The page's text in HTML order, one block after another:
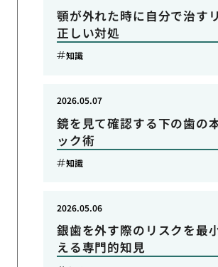
顎が外れた時に自分で治す
正しい対処
知識
鏡を見て確認する下の歯の
ック術
2026.05.07
知識
銀歯を外す際のリスクを最
える専門的知見
2026.05.06